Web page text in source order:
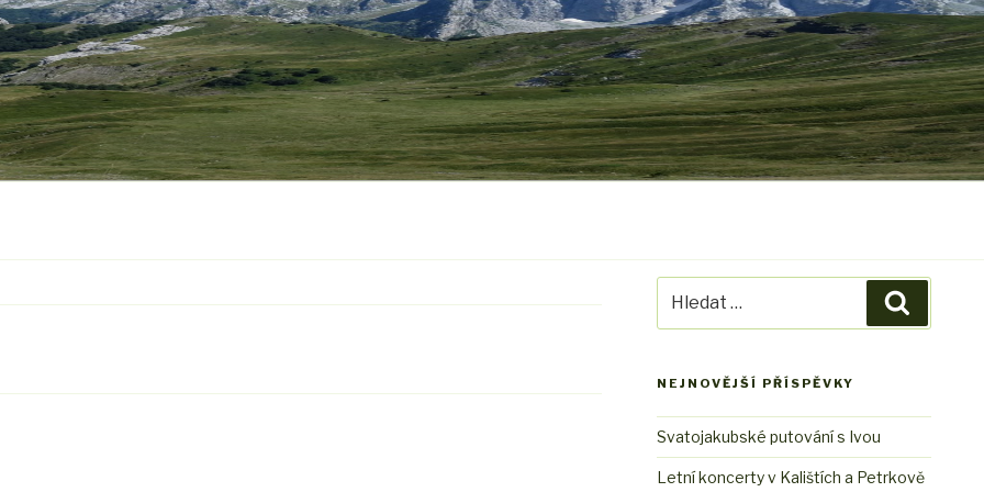
NEJNOVĚJŠÍ PŘÍSPĚVKY
Svatojakubské putování s Ivou
Letní koncerty v Kalištích a Petrkově